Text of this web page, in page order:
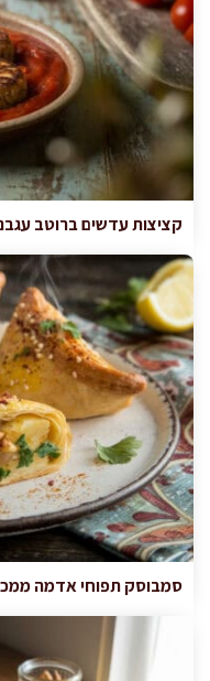
קציצות עדשים ברוטב
סמבוסק תפוחי אדמה